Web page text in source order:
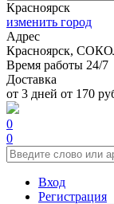
Красноярск
изменить город
Адрес
Красноярск,
Время работы 24/7
Доставка
от 3 дней от 170
0
0
Вход
Регистрация